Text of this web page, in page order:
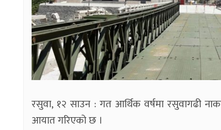
रसुवा, १२ साउन : गत आर्थिक वर्षमा रसुवागढी
आयात गरिएको छ ।